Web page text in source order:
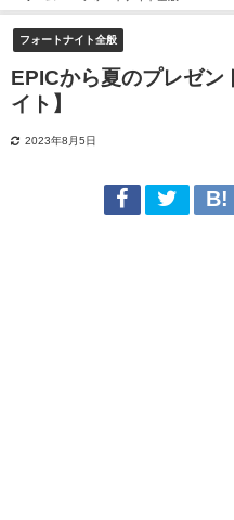
フォートナイト全般
EPICから夏のプレゼン
イト】
2023年8月5日